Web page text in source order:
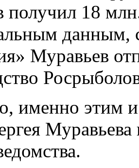
получил 18
данным,
Муравьев
именно этим и